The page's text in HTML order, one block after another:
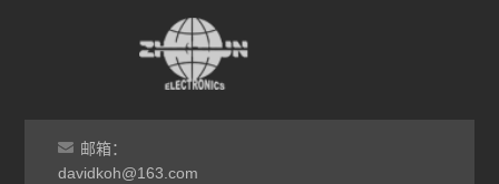
邮箱：
davidkoh@163.com